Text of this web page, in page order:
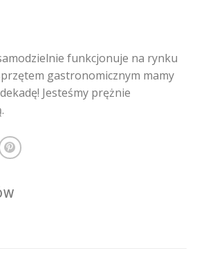
funkcjonuje na rynku
gastronomicznym mamy
Jesteśmy prężnie